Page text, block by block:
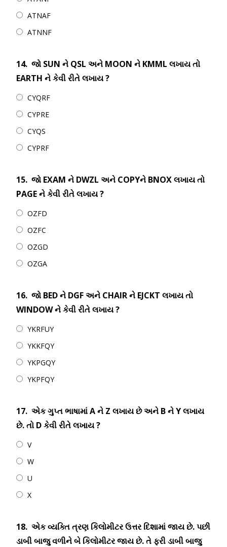
ATNAF
ATNNF
14. જો SUN ને QSL અને MOON ને KMML લખાય તો
EARTH ને કેવી રીતે લખાય ?
CYQRF
CYPRE
CYQS
CYPRF
15. જો EXAM ને DWZL અને COPYને BNOX લખાય તો
PAGE ને કેવી રીતે લખાય ?
OZFD
OZFC
OZGD
OZGA
16. જો BED ને DGF અને CHAIR ને EJCKT લખાય તો
WINDOW ને કેવી રીતે લખાય ?
YKRFUY
YKKFQY
YKPGQY
YKPFQY
17. એક ગુપ્ત ભાષામાં A ને Z લખાય છે અને B ને Y લખાય
છે. તો D કેવી રીતે લખાય ?
V
W
U
X
18. એક વ્યક્તિ ત્રણ કિલોમીટર ઉત્તર દિશામાં જાય છે. પછી
ડાબી બાજુ વળીને બે કિલોમીટર જાય છે. તે ફરી ડાબી બાજુ